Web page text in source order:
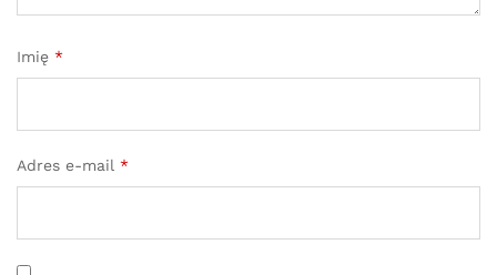
Imię *
Adres e-mail *